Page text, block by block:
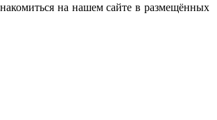
на нашем сайте в размещённых